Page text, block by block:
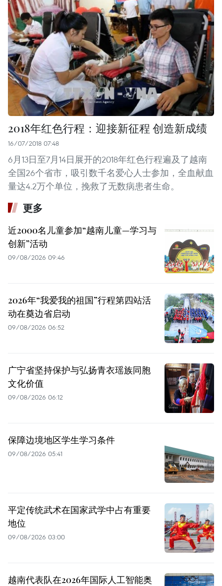
2018年红色行程：迎接新征程 创造新成绩
16/07/2018 07:48
6月13日至7月14日展开的2018年红色行程遍及了越南
全国26个省市，吸引数千名爱心人士参加，全血献血
量达4.2万个单位，挽救了无数病患者生命。
更多
近2000名儿童参加“越南儿童—学习与
创新”活动
09/08/2026 09:46
2026年“我爱我的祖国”行程第四站活
动在奠边省启动
09/08/2026 06:52
广宁省坚持保护与弘扬青衣瑶族同胞
文化价值
09/08/2026 06:12
保障边境地区学生学习条件
09/08/2026 05:41
平定传统武术在国家武学中占有重要
地位
09/08/2026 03:00
越南代表队在2026年国际人工智能奥